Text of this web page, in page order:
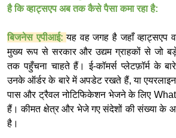
है कि व्हाट्सएप अब तक कैसे पैसा कमा रहा है:
बिजनेस एपीआई: यह वह जगह है जहाँ व्हाट्सएप
मुख्य रूप से सरकार और उद्यम ग्राहकों से जो बड़े
तक पहुँचना चाहते हैं। ई-कॉमर्स प्लेटफ़ॉर्म के
उनके ऑर्डर के बारे में अपडेट रखते हैं, या एयरलाइन
पास और ट्रैवल नोटिफिकेशन भेजने के लिए
हैं। कीमत क्षेत्र और भेजे गए संदेशों की संख्या के
है।